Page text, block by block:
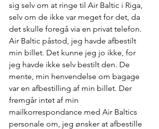
sig selv om at ringe til Air Baltic i Riga,
selv om de ikke var meget for det, da
det skulle foregå via en privat telefon.
Air Baltic påstod, jeg havde afbestilt
min billet. Det kunne jeg jo ikke, for
jeg havde ikke selv bestilt den. De
mente, min henvendelse om bagage
var en afbestilling af min billet. Der
fremgår intet af min
mailkorrespondance med Air Baltics
personale om, jeg ønsker at afbestille